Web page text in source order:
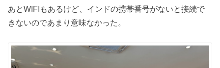
あとWIFIもあるけど、インドの携帯番号がないと接続で
きないのであまり意味なかった。